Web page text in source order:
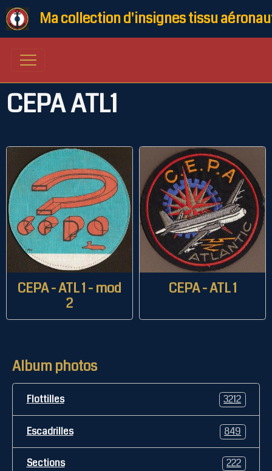
Ma collection d'insignes tissu
CEPA ATL1
CEPA - ATL 1 - mod
2
CEPA - ATL 1
Album photos
Flottilles 3212
Escadrilles 849
Sections 222